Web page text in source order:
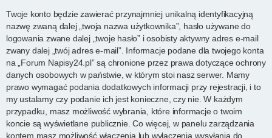
Twoje konto będzie zawierać przynajmniej unikalną identyfikacyjną
nazwę zwaną dalej „twoja nazwa użytkownika”, hasło używane do
logowania zwane dalej „twoje hasło” i osobisty aktywny adres e-mail
zwany dalej „twój adres e-mail”. Informacje podane dla twojego konta
na „Forum Napisy24.pl” są chronione przez prawa dotyczące ochrony
danych osobowych w państwie, w którym stoi nasz serwer. Mamy
prawo wymagać podania dodatkowych informacji przy rejestracji, i to
my ustalamy czy podanie ich jest konieczne, czy nie. W każdym
przypadku, masz możliwość wybrania, które informacje o twoim
koncie są wyświetlane publicznie. Co więcej, w panelu zarządzania
kontem masz możliwość włączenia lub wyłączenia wysyłania do